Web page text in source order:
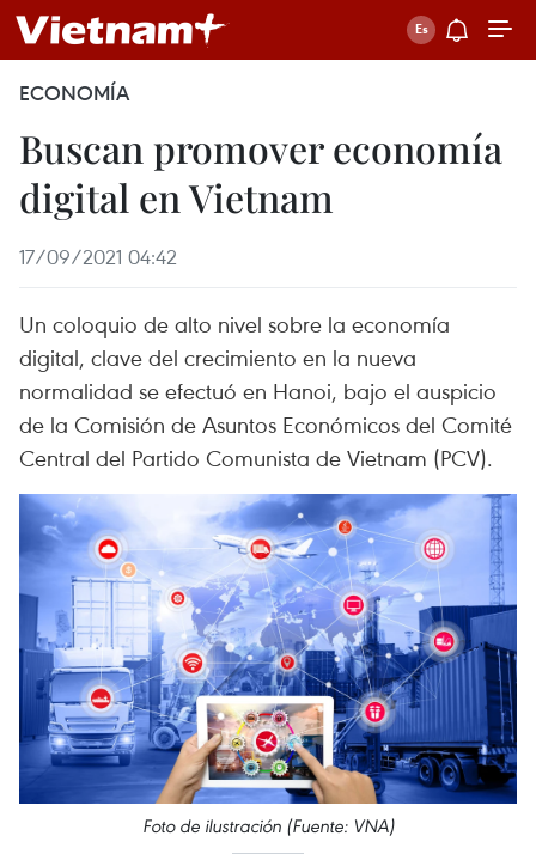
ECONOMÍA
Buscan promover economía
digital en Vietnam
17/09/2021 04:42
Un coloquio de alto nivel sobre la economía
digital, clave del crecimiento en la nueva
normalidad se efectuó en Hanoi, bajo el auspicio
de la Comisión de Asuntos Económicos del Comité
Central del Partido Comunista de Vietnam (PCV).
Foto de ilustración (Fuente: VNA)